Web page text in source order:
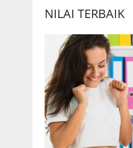
NILAI TERBAIK